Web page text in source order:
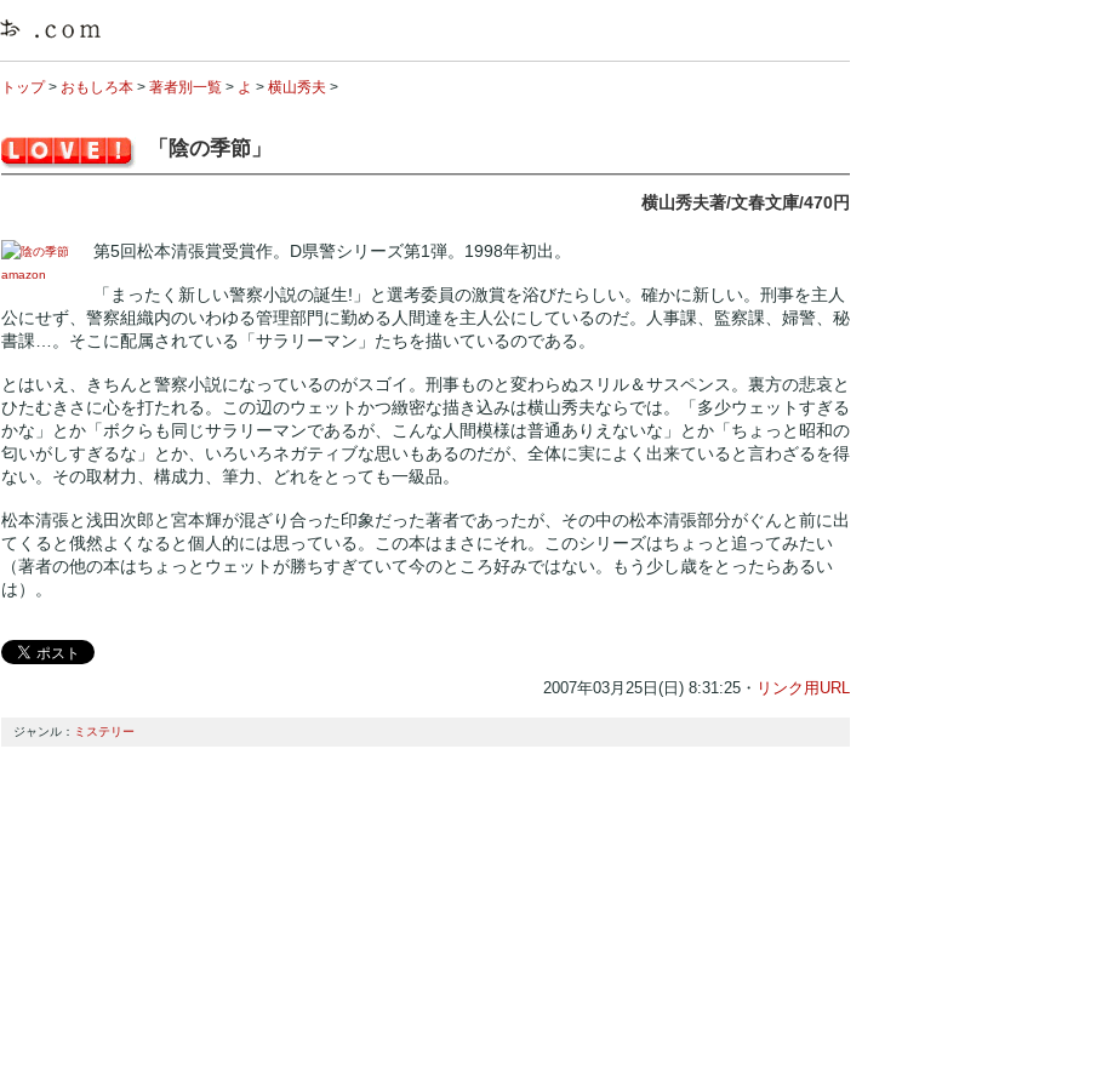
トップ> おもしろ本 > 著者別一覧 > よ > 横山秀夫 >
「陰の季節」
横山秀夫著/文春文庫/470円
amazon
第5回松本清張賞受賞作。D県警シリーズ第1弾。1998年初出。
「まったく新しい警察小説の誕生!」と選考委員の激賞を浴びたらしい。確かに新しい。刑事を主人
公にせず、警察組織内のいわゆる管理部門に勤める人間達を主人公にしているのだ。人事課、監察課、婦警、秘
書課…。そこに配属されている「サラリーマン」たちを描いているのである。
とはいえ、きちんと警察小説になっているのがスゴイ。刑事ものと変わらぬスリル＆サスペンス。裏方の悲哀と
ひたむきさに心を打たれる。この辺のウェットかつ緻密な描き込みは横山秀夫ならでは。「多少ウェットすぎる
かな」とか「ボクらも同じサラリーマンであるが、こんな人間模様は普通ありえないな」とか「ちょっと昭和の
匂いがしすぎるな」とか、いろいろネガティブな思いもあるのだが、全体に実によく出来ていると言わざるを得
ない。その取材力、構成力、筆力、どれをとっても一級品。
松本清張と浅田次郎と宮本輝が混ざり合った印象だった著者であったが、その中の松本清張部分がぐんと前に出
てくると俄然よくなると個人的には思っている。この本はまさにそれ。このシリーズはちょっと追ってみたい
（著者の他の本はちょっとウェットが勝ちすぎていて今のところ好みではない。もう少し歳をとったらあるい
は）。
2007年03月25日(日) 8:31:25・ リンク用URL
ジャンル： ミステリー